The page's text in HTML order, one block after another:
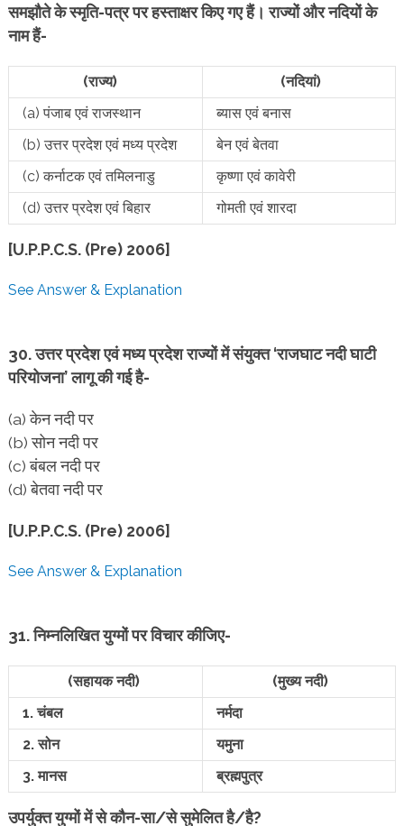
समझौते के स्मृति-पत्र पर हस्ताक्षर किए गए हैं। राज्यों और नदियों के
नाम हैं-
(राज्य)
(नदियां)
(a) पंजाब एवं राजस्थान
ब्यास एवं बनास
(b) उत्तर प्रदेश एवं मध्य प्रदेश
बेन एवं बेतवा
(c) कर्नाटक एवं तमिलनाडु
कृष्णा एवं कावेरी
(d) उत्तर प्रदेश एवं बिहार
गोमती एवं शारदा
[U.P.P.C.S. (Pre) 2006]
See Answer & Explanation
30. उत्तर प्रदेश एवं मध्य प्रदेश राज्यों में संयुक्त ‘राजघाट नदी घाटी
परियोजना’ लागू की गई है-
(a) केन नदी पर
(b) सोन नदी पर
(c) बंबल नदी पर
(d) बेतवा नदी पर
[U.P.P.C.S. (Pre) 2006]
See Answer & Explanation
31. निम्नलिखित युग्मों पर विचार कीजिए-
(सहायक नदी)
(मुख्य नदी)
1. चंबल
नर्मदा
2. सोन
यमुना
3. मानस
ब्रह्मपुत्र
उपर्युक्त युग्मों में से कौन-सा/से सुमेलित है/है?